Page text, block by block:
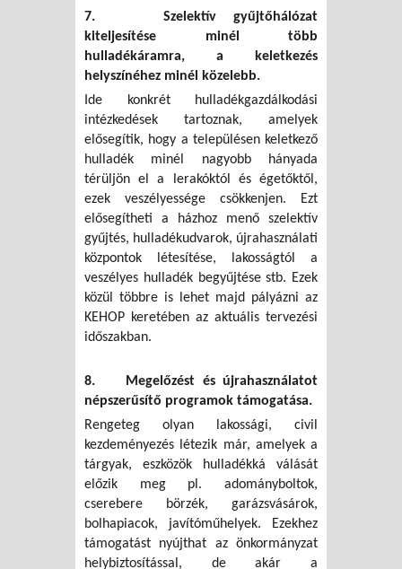
7. Szelektív gyűjtőhálózat
kiteljesítése minél több
hulladékáramra, a keletkezés
helyszínéhez minél közelebb.
Ide konkrét hulladékgazdálkodási
intézkedések tartoznak, amelyek
elősegítik, hogy a településen keletkező
hulladék minél nagyobb hányada
térüljön el a lerakóktól és égetőktől,
ezek veszélyessége csökkenjen. Ezt
elősegítheti a házhoz menő szelektív
gyűjtés, hulladékudvarok, újrahasználati
központok létesítése, lakosságtól a
veszélyes hulladék begyűjtése stb. Ezek
közül többre is lehet majd pályázni az
KEHOP keretében az aktuális tervezési
időszakban.
8. Megelőzést és újrahasználatot
népszerűsítő programok támogatása.
Rengeteg olyan lakossági, civil
kezdeményezés létezik már, amelyek a
tárgyak, eszközök hulladékká válását
előzik meg pl. adományboltok,
cserebere börzék, garázsvásárok,
bolhapiacok, javítóműhelyek. Ezekhez
támogatást nyújthat az önkormányzat
helybiztosítással, de akár a